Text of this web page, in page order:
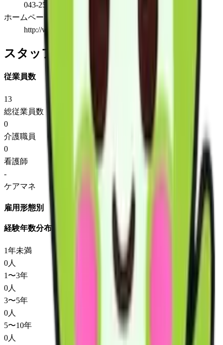
043-255-5133
ホームページ
http://www.takasa.co.jp
スタッフ情報
従業員数
13
総従業員数
0
介護職員
0
看護師
-
ケアマネ
雇用形態別
経験年数分布
1年未満
0人
1〜3年
0人
3〜5年
0人
5〜10年
0人